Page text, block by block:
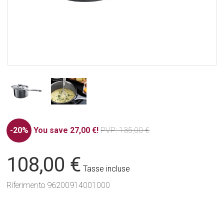
-20% You save 27,00 €! PVP: 135,00 €
108,00 € Tasse incluse
Riferimento 96200914001000